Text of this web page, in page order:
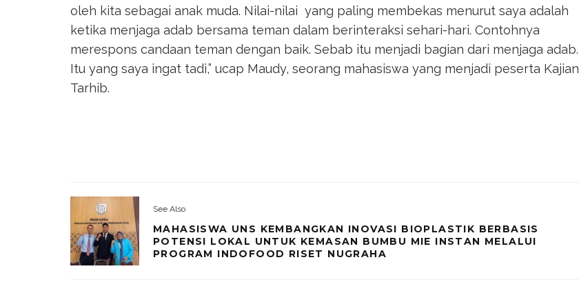
oleh kita sebagai anak muda. Nilai-nilai yang paling membekas menurut saya adalah
ketika menjaga adab bersama teman dalam berinteraksi sehari-hari. Contohnya
merespons candaan teman dengan baik. Sebab itu menjadi bagian dari menjaga adab.
Itu yang saya ingat tadi,” ucap Maudy, seorang mahasiswa yang menjadi peserta Kajian
Tarhib.
See Also
MAHASISWA UNS KEMBANGKAN INOVASI BIOPLASTIK BERBASIS
POTENSI LOKAL UNTUK KEMASAN BUMBU MIE INSTAN MELALUI
PROGRAM INDOFOOD RISET NUGRAHA